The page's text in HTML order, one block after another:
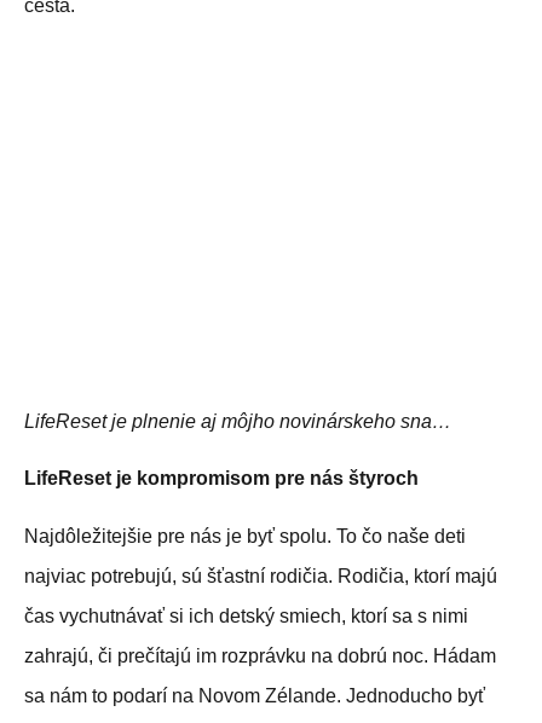
cesta.
LifeReset je plnenie aj môjho novinárskeho sna…
LifeReset je kompromisom pre nás štyroch
Najdôležitejšie pre nás je byť spolu. To čo naše deti
najviac potrebujú, sú šťastní rodičia. Rodičia, ktorí majú
čas vychutnávať si ich detský smiech, ktorí sa s nimi
zahrajú, či prečítajú im rozprávku na dobrú noc. Hádam
sa nám to podarí na Novom Zélande. Jednoducho byť